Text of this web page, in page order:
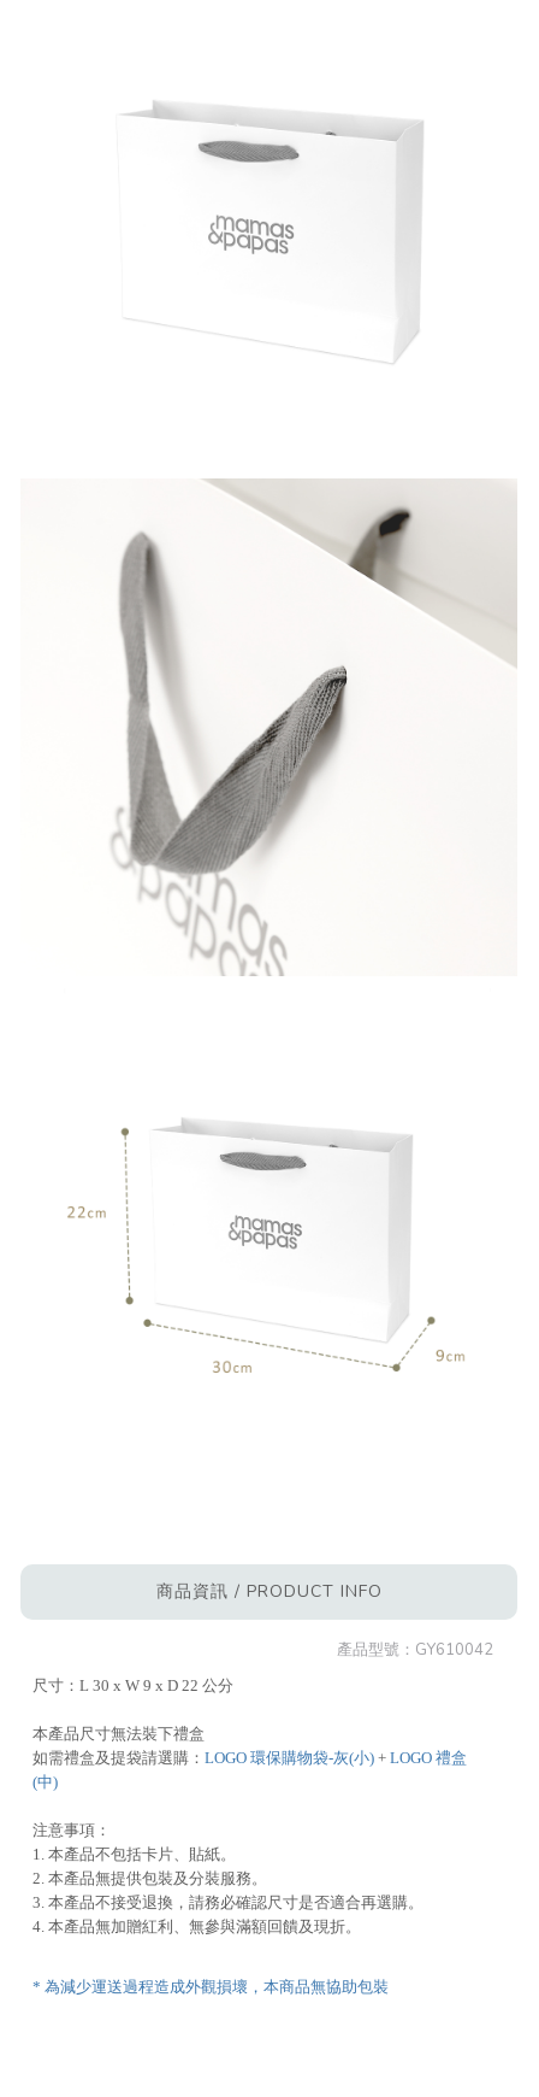
商品資訊 / PRODUCT INFO
產品型號： GY610042
尺寸：L 30 x W 9 x D 22 公分
本產品尺寸無法裝下禮盒
如需禮盒及提袋請選購：LOGO 環保購物袋-灰(小) +LOGO 禮盒
(中)
注意事項：
1. 本產品不包括卡片、貼紙。
2. 本產品無提供包裝及分裝服務。
3. 本產品不接受退換，請務必確認尺寸是否適合再選購。
4. 本產品無加贈紅利、無參與滿額回饋及現折。
* 為減少運送過程造成外觀損壞，本商品無協助包裝